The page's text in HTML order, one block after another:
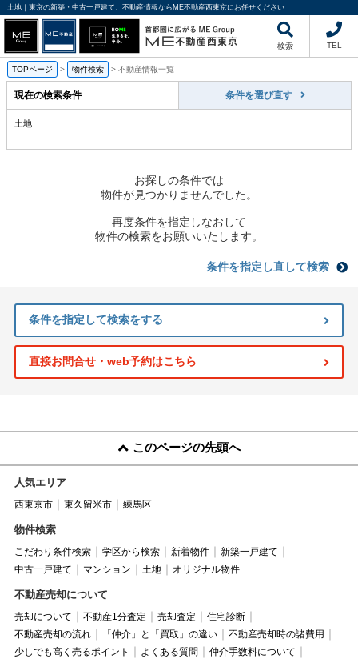
土地｜東京の新築・中古一戸建て、不動産情報ならME不動産西東京にお任せください
検索 TEL
TOPページ > 物件検索 > 不動産情報一覧
現在の検索条件 条件を選び直す
土地
お探しの条件では
物件が見つかりませんでした。
再度条件を指定しなおして
物件の検索をお願いいたします。
条件を指定し直して検索
条件を指定して検索をする
直接お問合せ・web予約はこちら
このページの先頭へ
人気エリア
西東京市 東久留米市 練馬区
物件検索
こだわり条件検索 学区から検索 新着物件
新築一戸建て
中古一戸建て
マンション 土地 オリジナル物件
不動産売却について
売却について 不動産1分査定 売却査定
住宅診断
不動産売却の流れ
「仲介」と「買取」の違い
不動産売却時の諸費用
少しでも高く売るポイント
よくある質問
仲介手数料について